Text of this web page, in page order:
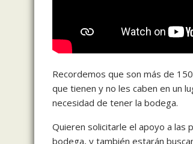
Recordemos que son más de
que tienen y no les caben en un
necesidad de tener la bodega.
Quieren solicitarle el apoyo a las
bodega, y también estarán